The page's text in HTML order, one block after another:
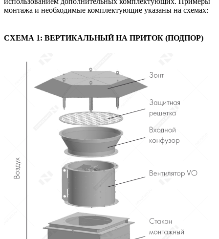
монтажа и необходимые комплектующие указаны на схемах:
СХЕМА 1: ВЕРТИКАЛЬНЫЙ НА ПРИТОК (ПОДПОР)